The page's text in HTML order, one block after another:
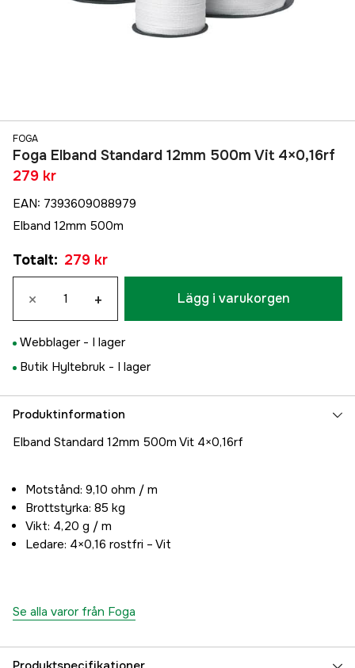
FOGA
Foga Elband Standard 12mm 500m Vit 4×0,16rf
279 kr
EAN: 7393609088979
Elband 12mm 500m
Totalt: 279 kr
× + Lägg i varukorgen
Webblager - I lager
Butik Hyltebruk - I lager
Produktinformation
Elband Standard 12mm 500m Vit 4×0,16rf
Motstånd: 9,10 ohm / m
Brottstyrka: 85 kg
Vikt: 4,20 g / m
Ledare: 4×0,16 rostfri – Vit
Se alla varor från Foga